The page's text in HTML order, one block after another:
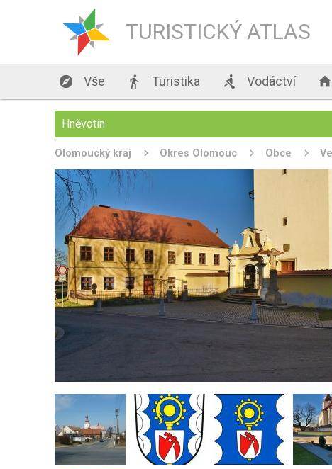
TURISTICKÝ ATLAS
 Vše  Turistika  Vodáctví 
Hněvotín
Olomoucký kraj Okres Olomouc Obce